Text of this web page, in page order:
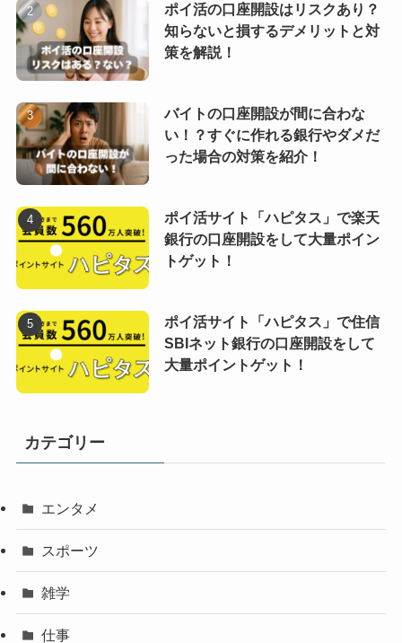
ポイ活の口座開設はリスクあり？
知らないと損するデメリットと対
策を解説！
バイトの口座開設が間に合わな
い！？すぐに作れる銀行やダメだ
った場合の対策を紹介！
ポイ活サイト「ハピタス」で楽天
銀行の口座開設をして大量ポイン
トゲット！
ポイ活サイト「ハピタス」で住信
SBIネット銀行の口座開設をして
大量ポイントゲット！
カテゴリー
エンタメ
スポーツ
雑学
仕事